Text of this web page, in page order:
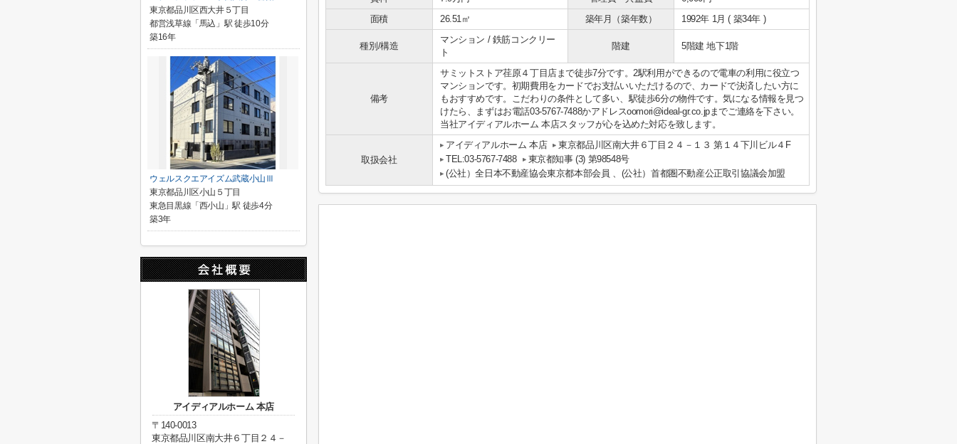
面積
26.51㎡ 築年月（築年数） 1992年 1月 ( 築34年 )
種別/構造
マンション / 鉄筋コンクリー
ト
階建 5階建 地下1階
備考
サミットストア荏原４丁目店まで徒歩7分です。2駅利用ができるので電車の利用に役立つ
マンションです。初期費用をカードでお支払いいただけるので、カードで決済したい方に
もおすすめです。こだわりの条件として多い、駅徒歩6分の物件です。気になる情報を見つ
けたら、まずはお電話03-5767-7488かアドレスoomori@ideal-gr.co.jpまでご連絡を下さい。
当社アイディアルホーム 本店スタッフが心を込めた対応を致します。
取扱会社
アイディアルホーム 本店
東京都品川区南大井６丁目２４－１３ 第１４下川ビル４F
TEL:03-5767-7488
東京都知事 (3) 第98548号
(公社）全日本不動産協会東京都本部会員 、(公社）首都圏不動産公正取引協議会加盟
東京都品川区西大井５丁目
都営浅草線「馬込」駅 徒歩10分
築16年
ウェルスクエアイズム武蔵小山Ⅲ
東京都品川区小山５丁目
東急目黒線「西小山」駅 徒歩4分
築3年
アイディアルホーム 本店
〒140-0013
東京都品川区南大井６丁目２４－